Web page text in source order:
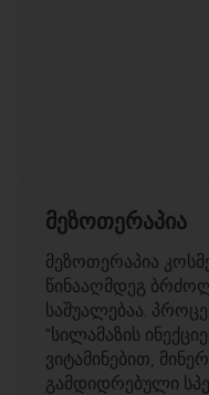
მეზოთერაპია
მეზოთერაპია
წინააღმდეგ
საშუალებაა.
"სილამაზის
ვიტამინებით,
გამდიდრებული